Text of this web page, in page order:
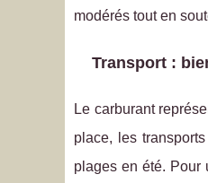
modérés tout en
Transport :
Le carburant
place, les
plages en été. Pour